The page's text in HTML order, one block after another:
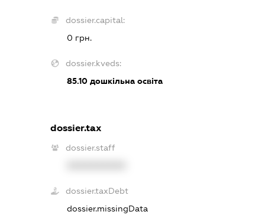
dossier.capital:
0 грн.
dossier.kveds:
85.10 дошкільна освіта
dossier.tax
dossier.staff
dossier.taxDebt
dossier.missingData